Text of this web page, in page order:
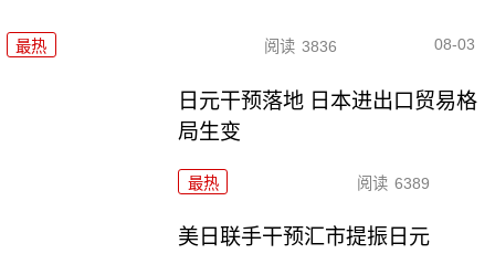
最热 阅读 3836 08-03
日元干预落地 日本进出口贸易格
局生变
最热 阅读 6389
美日联手干预汇市提振日元